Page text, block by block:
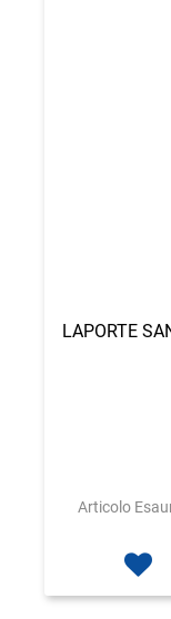
LAPORTE
Articolo